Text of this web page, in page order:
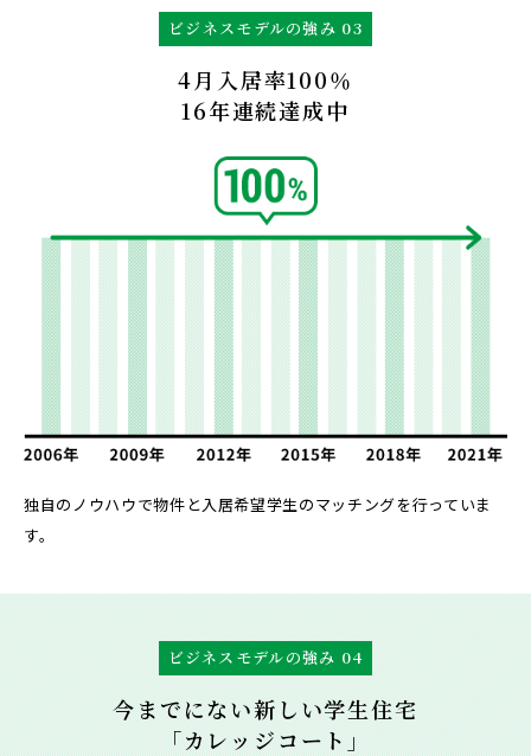
ビジネスモデルの強み 03
4月入居率100％
16年連続達成中
独自のノウハウで物件と入居希望学生のマッチングを行っていま
す。
ビジネスモデルの強み 04
今までにない新しい学生住宅
「カレッジコート」